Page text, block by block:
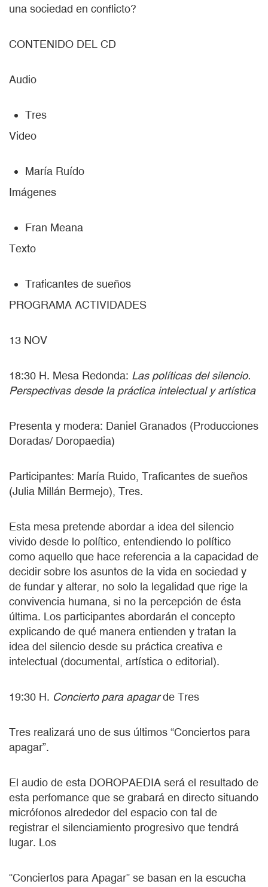
una sociedad en conflicto?
CONTENIDO DEL CD
Audio
Tres
Video
María Ruído
Imágenes
Fran Meana
Texto
Traficantes de sueños
PROGRAMA ACTIVIDADES
13 NOV
18:30 H. Mesa Redonda: Las políticas del silencio.
Perspectivas desde la práctica intelectual y artística
Presenta y modera: Daniel Granados (Producciones
Doradas/ Doropaedia)
Participantes: María Ruido, Traficantes de sueños
(Julia Millán Bermejo), Tres.
Esta mesa pretende abordar a idea del silencio
vivido desde lo político, entendiendo lo político
como aquello que hace referencia a la capacidad de
decidir sobre los asuntos de la vida en sociedad y
de fundar y alterar, no solo la legalidad que rige la
convivencia humana, si no la percepción de ésta
última. Los participantes abordarán el concepto
explicando de qué manera entienden y tratan la
idea del silencio desde su práctica creativa e
intelectual (documental, artística o editorial).
19:30 H. Concierto para apagarde Tres
Tres realizará uno de sus últimos “Conciertos para
apagar”.
El audio de esta DOROPAEDIA será el resultado de
esta perfomance que se grabará en directo situando
micrófonos alrededor del espacio con tal de
registrar el silenciamiento progresivo que tendrá
lugar. Los
“Conciertos para Apagar” se basan en la escucha